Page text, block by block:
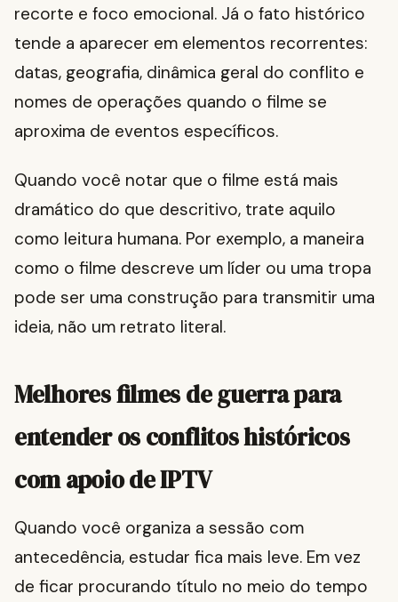
recorte e foco emocional. Já o fato histórico
tende a aparecer em elementos recorrentes:
datas, geografia, dinâmica geral do conflito e
nomes de operações quando o filme se
aproxima de eventos específicos.
Quando você notar que o filme está mais
dramático do que descritivo, trate aquilo
como leitura humana. Por exemplo, a maneira
como o filme descreve um líder ou uma tropa
pode ser uma construção para transmitir uma
ideia, não um retrato literal.
Melhores filmes de guerra para
entender os conflitos históricos
com apoio de IPTV
Quando você organiza a sessão com
antecedência, estudar fica mais leve. Em vez
de ficar procurando título no meio do tempo